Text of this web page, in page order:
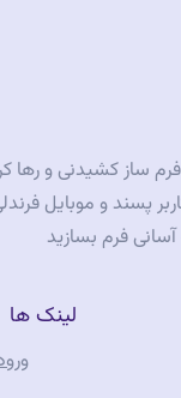
فرم ساز کشیدنی و رها
پسند و موبایل
فرم بسازید
لینک ها